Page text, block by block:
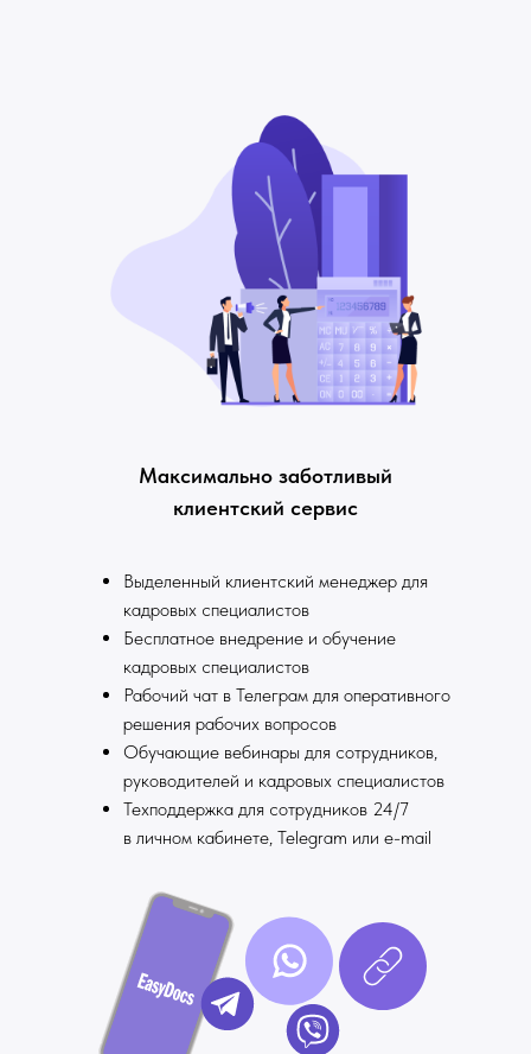
Максимально заботливый
клиентский сервис
Выделенный клиентский менеджер для
кадровых специалистов
Бесплатное внедрение и обучение
кадровых специалистов
Рабочий чат в Телеграм для оперативного
решения рабочих вопросов
Обучающие вебинары для сотрудников,
руководителей и кадровых специалистов
Техподдержка для сотрудников 24/7
в личном кабинете, Telegram или e-mail